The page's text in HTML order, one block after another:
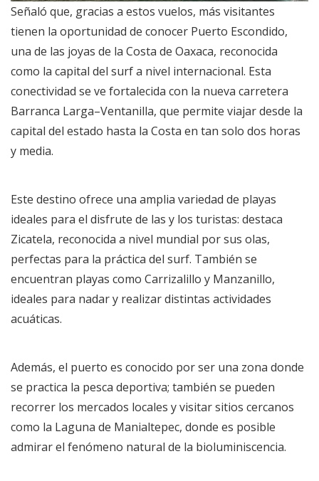
Señaló que, gracias a estos vuelos, más visitantes
tienen la oportunidad de conocer Puerto Escondido,
una de las joyas de la Costa de Oaxaca, reconocida
como la capital del surf a nivel internacional. Esta
conectividad se ve fortalecida con la nueva carretera
Barranca Larga–Ventanilla, que permite viajar desde la
capital del estado hasta la Costa en tan solo dos horas
y media.
Este destino ofrece una amplia variedad de playas
ideales para el disfrute de las y los turistas: destaca
Zicatela, reconocida a nivel mundial por sus olas,
perfectas para la práctica del surf. También se
encuentran playas como Carrizalillo y Manzanillo,
ideales para nadar y realizar distintas actividades
acuáticas.
Además, el puerto es conocido por ser una zona donde
se practica la pesca deportiva; también se pueden
recorrer los mercados locales y visitar sitios cercanos
como la Laguna de Manialtepec, donde es posible
admirar el fenómeno natural de la bioluminiscencia.